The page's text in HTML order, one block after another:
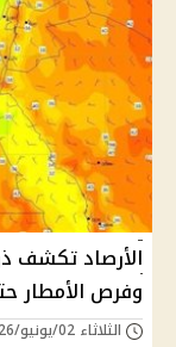
الأرصاد تكشف
وفرص الأمطار
الثلاثاء 02/يونيو/2026 - 05:43 م